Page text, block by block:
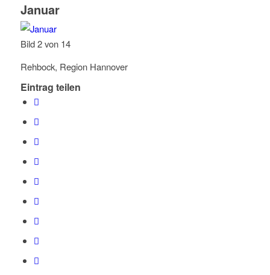
Januar
Bild 2 von 14
Rehbock, Region Hannover
Eintrag teilen